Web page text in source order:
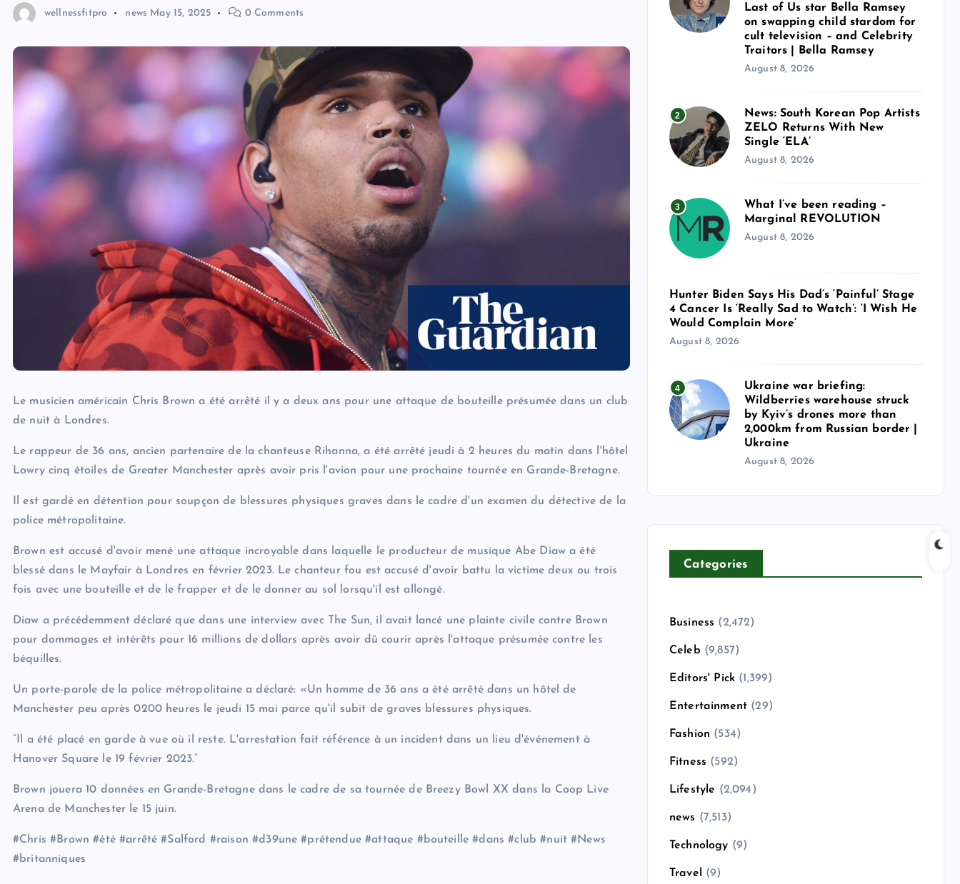
wellnessfitpro news May 15, 2025 0 Comments
Le musicien américain Chris Brown a été arrêté il y a deux ans pour une attaque de bouteille présumée dans un club
de nuit à Londres.
Le rappeur de 36 ans, ancien partenaire de la chanteuse Rihanna, a été arrêté jeudi à 2 heures du matin dans l'hôtel
Lowry cinq étoiles de Greater Manchester après avoir pris l'avion pour une prochaine tournée en Grande-Bretagne.
Il est gardé en détention pour soupçon de blessures physiques graves dans le cadre d'un examen du détective de la
police métropolitaine.
Brown est accusé d'avoir mené une attaque incroyable dans laquelle le producteur de musique Abe Diaw a été
blessé dans le Mayfair à Londres en février 2023. Le chanteur fou est accusé d'avoir battu la victime deux ou trois
fois avec une bouteille et de le frapper et de le donner au sol lorsqu'il est allongé.
Diaw a précédemment déclaré que dans une interview avec The Sun, il avait lancé une plainte civile contre Brown
pour dommages et intérêts pour 16 millions de dollars après avoir dû courir après l'attaque présumée contre les
béquilles.
Un porte-parole de la police métropolitaine a déclaré: «Un homme de 36 ans a été arrêté dans un hôtel de
Manchester peu après 0200 heures le jeudi 15 mai parce qu'il subit de graves blessures physiques.
“Il a été placé en garde à vue où il reste. L'arrestation fait référence à un incident dans un lieu d'événement à
Hanover Square le 19 février 2023.”
Brown jouera 10 données en Grande-Bretagne dans le cadre de sa tournée de Breezy Bowl XX dans la Coop Live
Arena de Manchester le 15 juin.
#Chris #Brown #été #arrêté #Salford #raison #d39une #prétendue #attaque #bouteille #dans #club #nuit #News
#britanniques
Last of Us star Bella Ramsey
on swapping child stardom for
cult television – and Celebrity
Traitors | Bella Ramsey
August 8, 2026
2
News: South Korean Pop Artists
ZELO Returns With New
Single ‘ELA’
August 8, 2026
3
What I’ve been reading –
Marginal REVOLUTION
August 8, 2026
Hunter Biden Says His Dad’s ‘Painful’ Stage
4 Cancer Is ‘Really Sad to Watch’: ‘I Wish He
Would Complain More’
August 8, 2026
4
Ukraine war briefing:
Wildberries warehouse struck
by Kyiv’s drones more than
2,000km from Russian border |
Ukraine
August 8, 2026
Categories
Business (2,472)
Celeb (9,857)
Editors' Pick (1,399)
Entertainment (29)
Fashion (534)
Fitness (592)
Lifestyle (2,094)
news (7,513)
Technology (9)
Travel (9)